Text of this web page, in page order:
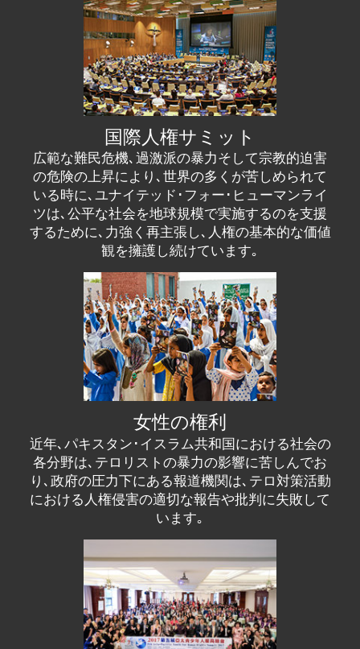
国際人権サミット
広範な難民危機､過激派の暴力そして宗教的迫害
の危険の上昇により､世界の多くが苦しめられて
いる時に､ユナイテッド･フォー･ヒューマンライ
ツは､公平な社会を地球規模で実施するのを支援
するために､力強く再主張し､人権の基本的な価値
観を擁護し続けています｡
女性の権利
近年､パキスタン･イスラム共和国における社会の
各分野は､テロリストの暴力の影響に苦しんでお
り､政府の圧力下にある報道機関は､テロ対策活動
における人権侵害の適切な報告や批判に失敗して
います｡